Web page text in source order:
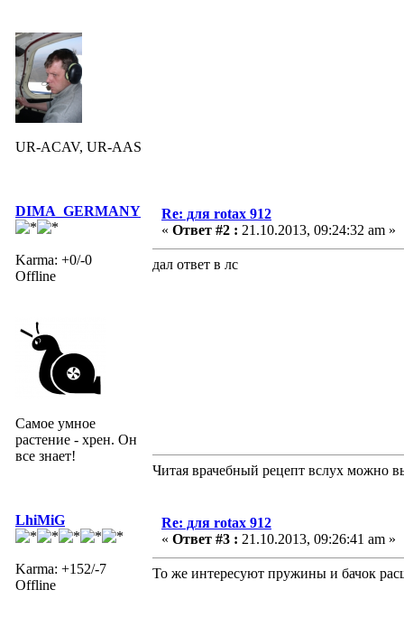
UR-ACAV, UR-AAS
DIMA_GERMANY
Karma: +0/-0
Offline
Самое умное
растение - хрен. Он
все знает!
Re: для rotax 912
« Ответ #2 : 21.10.2013, 09:24:32 am »
дал ответ в лс
Читая врачебный рецепт вслух можно
LhiMiG
Karma: +152/-7
Offline
Re: для rotax 912
« Ответ #3 : 21.10.2013, 09:26:41 am »
То же интересуют пружины и бачок